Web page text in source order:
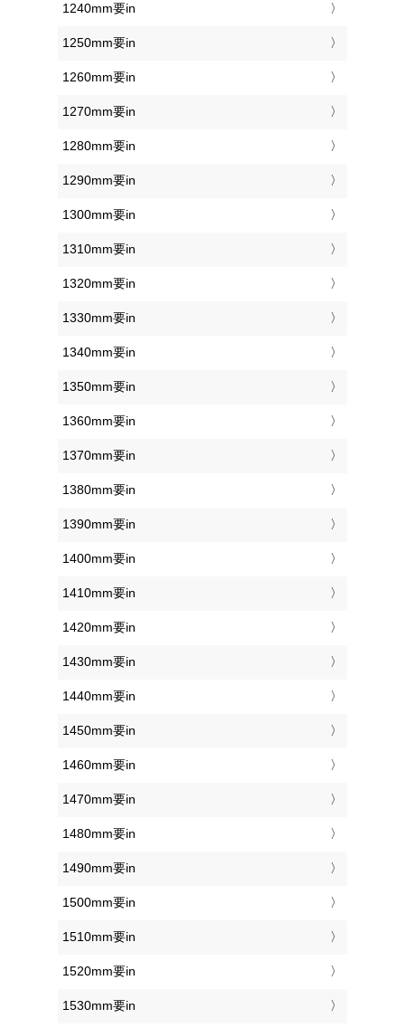
1240mm要in
1250mm要in
1260mm要in
1270mm要in
1280mm要in
1290mm要in
1300mm要in
1310mm要in
1320mm要in
1330mm要in
1340mm要in
1350mm要in
1360mm要in
1370mm要in
1380mm要in
1390mm要in
1400mm要in
1410mm要in
1420mm要in
1430mm要in
1440mm要in
1450mm要in
1460mm要in
1470mm要in
1480mm要in
1490mm要in
1500mm要in
1510mm要in
1520mm要in
1530mm要in